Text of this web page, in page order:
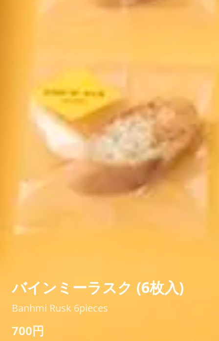
バインミーラスク (6枚入)
Banhmi Rusk 6pieces
700円